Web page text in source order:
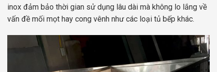
inox đảm bảo thời gian sử dụng lâu dài mà không lo lắng về
vấn đề mối mọt hay cong vênh như các loại tủ bếp khác.